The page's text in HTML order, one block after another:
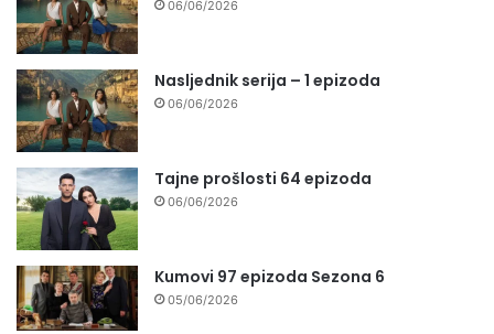
06/06/2026
Nasljednik serija – 1 epizoda
06/06/2026
Tajne prošlosti 64 epizoda
06/06/2026
Kumovi 97 epizoda Sezona 6
05/06/2026